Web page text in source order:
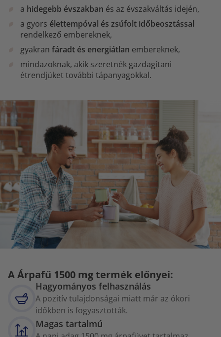
a hidegebb évszakban és az évszakváltás idején,
a gyors élettempóval és zsúfolt időbeosztással
rendelkező embereknek,
gyakran fáradt és energiátlan embereknek,
mindazoknak, akik szeretnék gazdagítani
étrendjüket további tápanyagokkal.
A Árpafű 1500 mg termék előnyei:
Hagyományos felhasználás
A pozitív tulajdonságai miatt már az ókori
időkben is fogyasztották.
Magas tartalmú